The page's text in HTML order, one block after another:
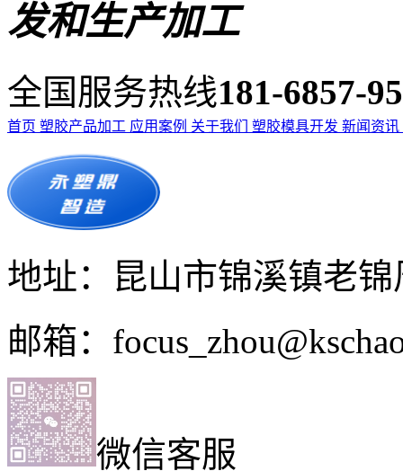
发和生产加工
全国服务热线181-6857-
首页 塑胶产品加工 应用案例 关于我们 塑胶模具开发 新闻资讯
地址：昆山市锦溪镇老锦
邮箱：
微信客服